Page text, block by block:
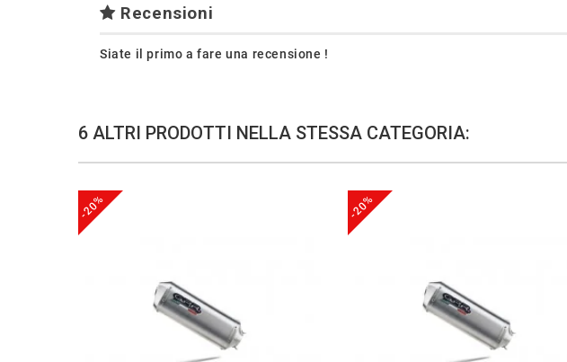
Recensioni
Siate il primo a fare una recensione !
6 ALTRI PRODOTTI NELLA STESSA CATEGORIA:
-20% -20%